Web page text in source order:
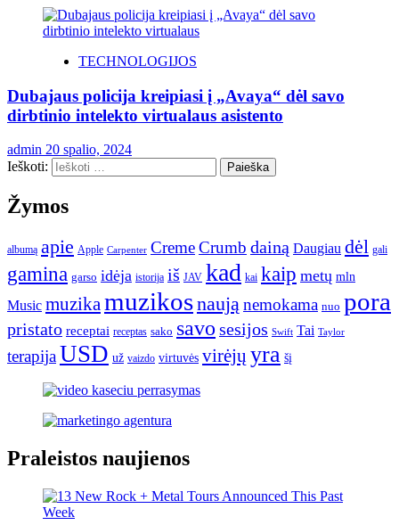
TECHNOLOGIJOS
Dubajaus policija kreipiasi į „Avaya“ dėl savo
dirbtinio intelekto virtualaus asistento
admin 20 spalio, 2024
Ieškoti:
Žymos
albumą apie Apple Carpenter CremeCrumb dainą Daugiau dėl gali
gamina garso idėja istorija iš JAV kad kai kaip metų mln
Music muzikamuzikosnaująnemokama nuo pora
pristato receptai receptas sako savo sesijos Swift Tai Taylor
terapijaUSD už vaizdo virtuvės virėjų yra šį
Praleistos naujienos